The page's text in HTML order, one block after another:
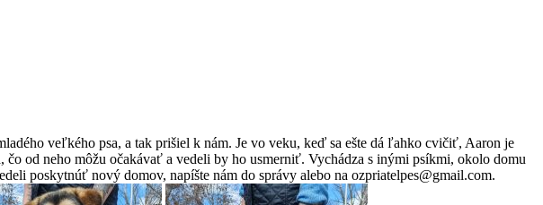
veľkého psa, a tak prišiel k nám. Je vo veku, keď sa ešte dá ľahko cvičiť, Aaron je
od neho môžu očakávať a vedeli by ho usmerniť. Vychádza s inými psíkmi, okolo domu
poskytnúť nový domov, napíšte nám do správy alebo na ozpriatelpes@gmail.com.